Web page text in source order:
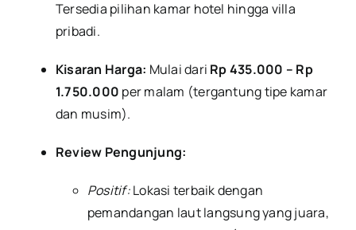
Tersedia pilihan kamar hotel hingga villa
pribadi.
Kisaran Harga: Mulai dari Rp 435.000 – Rp
1.750.000 per malam (tergantung tipe kamar
dan musim).
Review Pengunjung:
Positif:Lokasi terbaik dengan
pemandangan laut langsung yang juara,